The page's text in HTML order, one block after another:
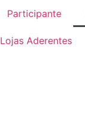
Participante
Lojas Aderentes